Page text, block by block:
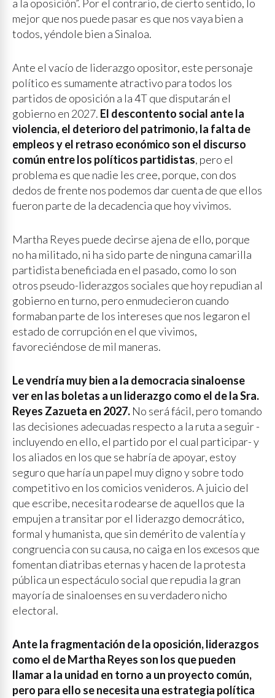
a la oposición”. Por el contrario, de cierto sentido, lo
mejor que nos puede pasar es que nos vaya bien a
todos, yéndole bien a Sinaloa.
Ante el vacío de liderazgo opositor, este personaje
político es sumamente atractivo para todos los
partidos de oposición a la 4T que disputarán el
gobierno en 2027. El descontento social ante la
violencia, el deterioro del patrimonio, la falta de
empleos y el retraso económico son el discurso
común entre los políticos partidistas, pero el
problema es que nadie les cree, porque, con dos
dedos de frente nos podemos dar cuenta de que ellos
fueron parte de la decadencia que hoy vivimos.
Martha Reyes puede decirse ajena de ello, porque
no ha militado, ni ha sido parte de ninguna camarilla
partidista beneficiada en el pasado, como lo son
otros pseudo-liderazgos sociales que hoy repudian al
gobierno en turno, pero enmudecieron cuando
formaban parte de los intereses que nos legaron el
estado de corrupción en el que vivimos,
favoreciéndose de mil maneras.
Le vendría muy bien a la democracia sinaloense
ver en las boletas a un liderazgo como el de la Sra.
Reyes Zazueta en 2027. No será fácil, pero tomando
las decisiones adecuadas respecto a la ruta a seguir -
incluyendo en ello, el partido por el cual participar- y
los aliados en los que se habría de apoyar, estoy
seguro que haría un papel muy digno y sobre todo
competitivo en los comicios venideros. A juicio del
que escribe, necesita rodearse de aquellos que la
empujen a transitar por el liderazgo democrático,
formal y humanista, que sin demérito de valentía y
congruencia con su causa, no caiga en los excesos que
fomentan diatribas eternas y hacen de la protesta
pública un espectáculo social que repudia la gran
mayoría de sinaloenses en su verdadero nicho
electoral.
Ante la fragmentación de la oposición, liderazgos
como el de Martha Reyes son los que pueden
llamar a la unidad en torno a un proyecto común,
pero para ello se necesita una estrategia política